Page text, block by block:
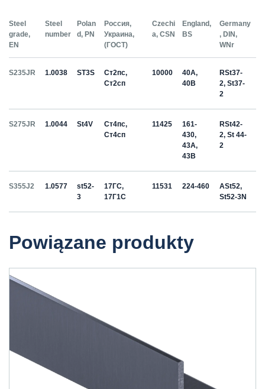
Steel
grade,
EN
Steel
number
Polan
d, PN
Россия,
Украина,
(ГОСТ)
Czechi
a, CSN
England,
BS
Germany
, DIN,
WNr
S235JR 1.0038 ST3S
Ст2пс,
Ст2сп
10000
40A,
40B
RSt37-
2, St37-
2
S275JR 1.0044 St4V
Ст4пс,
Ст4сп
11425
161-
430,
43A,
43B
RSt42-
2, St 44-
2
S355J2 1.0577
st52-
3
17ГС,
17Г1С
11531 224-460
ASt52,
St52-3N
Powiązane produkty